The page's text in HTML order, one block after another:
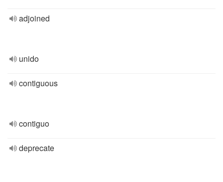
adjoined
unido
contiguous
contiguo
deprecate